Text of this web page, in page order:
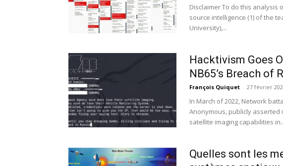
Disclaimer To do this analysis
source intelligence (1) of the
University),...
Hacktivism Goes
NB65’s Breach of
François Quiquet - 27 février
In March of 2022, Network
Anonymous, publicly asserted
satellite imaging capabilities
Quelles sont les